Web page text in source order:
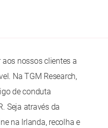
nossos clientes a
Na TGM Research,
de conduta
Seja através da
na Irlanda, recolha e